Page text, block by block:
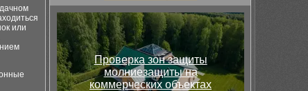
или
Проверка зон защиты
молниезащиты на
коммерческих объектах